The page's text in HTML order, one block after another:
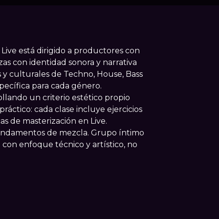
está dirigido a productores con
con identidad sonora y narrativa
culturales de Techno, House, Bass
para cada género.
un criterio estético propio
cada clase incluye ejercicios
de masterización en Live.
de mezcla. Grupo íntimo
con enfoque técnico y artístico, no